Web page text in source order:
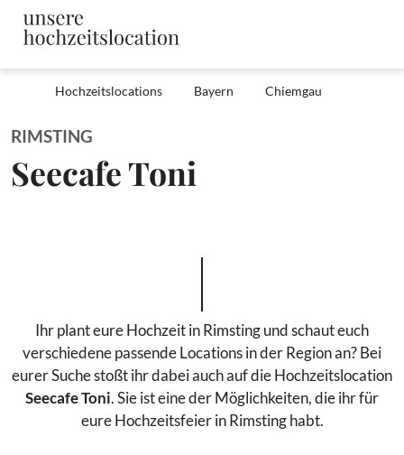
Hochzeitslocations Bayern Chiemgau
RIMSTING
Seecafe Toni
Ihr plant eure Hochzeit in Rimsting und schaut euch
verschiedene passende Locations in der Region an? Bei
eurer Suche stoßt ihr dabei auch auf die Hochzeitslocation
Seecafe Toni. Sie ist eine der Möglichkeiten, die ihr für
eure Hochzeitsfeier in Rimsting habt.